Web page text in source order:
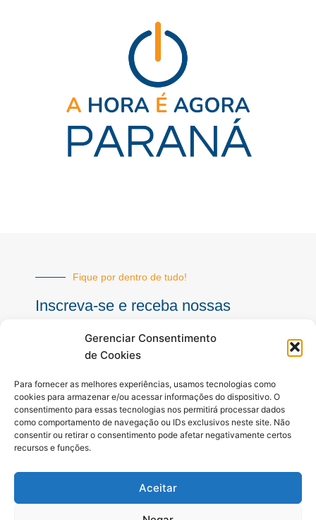
Gerenciar Consentimento
de Cookies
Para fornecer as melhores experiências, usamos tecnologias como
cookies para armazenar e/ou acessar informações do dispositivo. O
consentimento para essas tecnologias nos permitirá processar dados
como comportamento de navegação ou IDs exclusivos neste site. Não
consentir ou retirar o consentimento pode afetar negativamente certos
recursos e funções.
Aceitar
Fique por dentro de tudo!
Inscreva-se e receba nossas
mail
INSCREVER
a
I
n
o